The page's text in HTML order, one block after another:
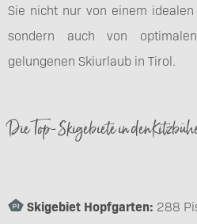
Sie nicht nur von einem
sondern auch von
gelungenen Skiurlaub in Tirol.
Die Top-Skigebiete in den
Skigebiet Hopfgarten: 288